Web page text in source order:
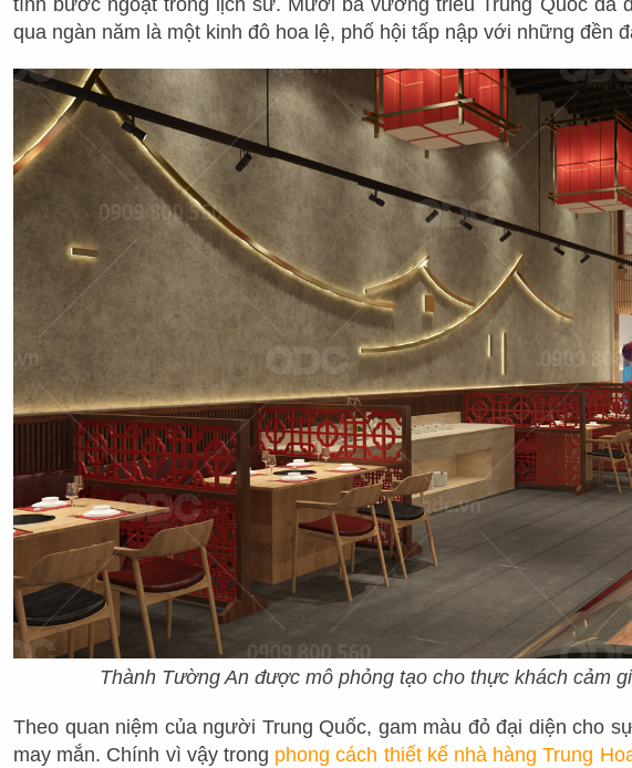
qua ngàn năm là một kinh đô hoa lệ, phố hội tấp nập với những đền
Thành Tường An được mô phỏng tạo cho thực khách cảm
Theo quan niệm của người Trung Quốc, gam màu đỏ đại diện cho
may mắn. Chính vì vậy trong phong cách thiết kế nhà hàng Trung
đẹp truyền thống và nền văn hóa lâu đời. Chính vì vậy,
của văn hóa ẩm thực Châu Á bởi sự đa dạng từ món ăn
không gian ẩm thực. Bằng những vật liệu nội thất gỗ tự
trang trí hoa văn từ tre, trúc... tạo cho thực khách cảm
như được thưởng thức tại nhà hàng bản địa. Màu sắc chủ
thưởng mang yếu tố phong thủy với gam đỏ và những màu
hạnh phúc, may mắn, thành công và giúp chủ đầu tư kinh
Cùng tìm hiểu kỹ hơn qua những dự án nhà hàng mà QDC
hàng và thi công trọn gói dưới đây để chọn cho nhà hàng
độc đáo: